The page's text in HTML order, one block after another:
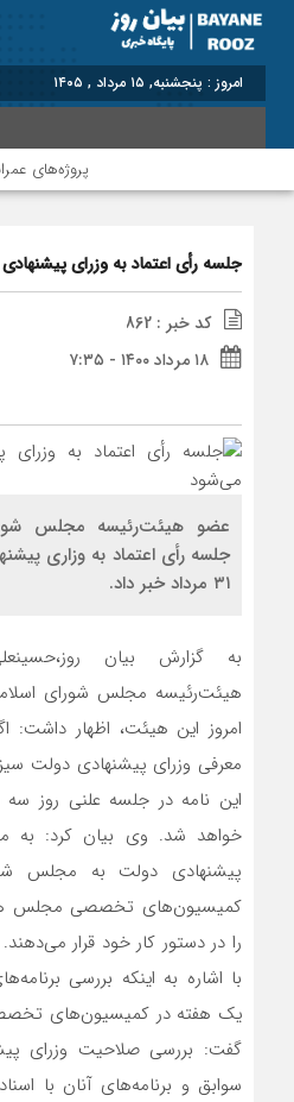
برابر با : Thursday - 6 A
پروژه‌های
جلسه رأی اعتماد به وزرای پیشنهادی ۳۱ مرداد برگزار می‌شود
کد خبر : 862
۱۸ مرداد ۱۴۰۰ - ۷:۳۵
‌عضو هیئت‌رئیسه مجلس
جلسه رأی اعتماد به وزاری
۳۱ مرداد خبر داد.
به گزارش بیان
هیئت‌رئیسه مجلس شورای
امروز این هیئت، اظهار داشت:
معرفی وزرای پیشنهادی دولت
این نامه در جلسه علنی روز
خواهد شد. وی بیان کرد: به
پیشنهادی دولت به مجلس
کمیسیون‌های تخصصی مجلس هم
را در دستور کار خود قرار
با اشاره به اینکه بررسی
یک هفته در کمیسیون‌های
گفت: بررسی صلاحیت وزرای
سوابق و برنامه‌های آنان با